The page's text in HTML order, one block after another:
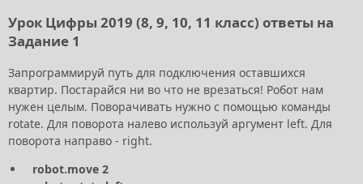
Урок Цифры 2019 (8, 9, 10, 11 класс) ответы на
Задание 1
Запрограммируй путь для подключения оставшихся
квартир. Постарайся ни во что не врезаться! Робот нам
нужен целым. Поворачивать нужно с помощью команды
rotate. Для поворота налево используй аргумент left. Для
поворота направо - right.
robot.move 2